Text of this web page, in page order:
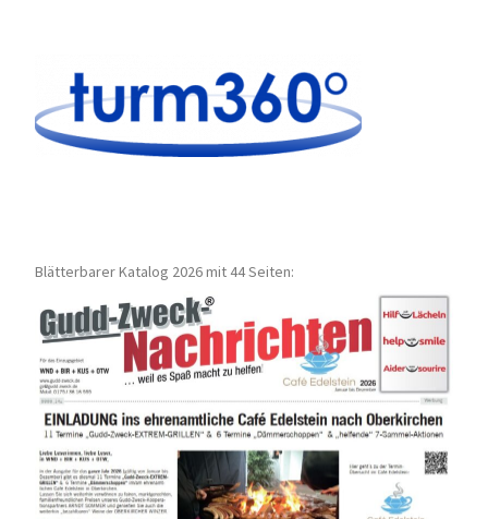
Blätterbarer Katalog 2026 mit 44 Seiten: